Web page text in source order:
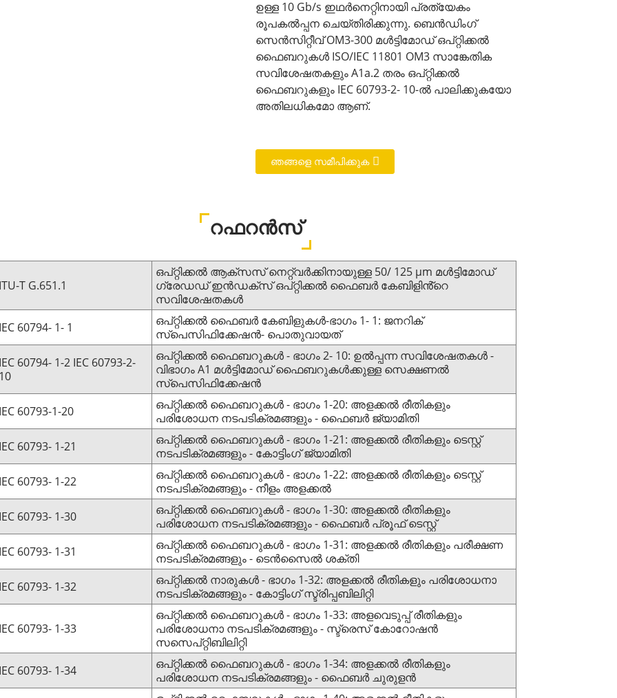
ഉള്ള 10 Gb/s ഇഥർനെറ്റിനായി പ്രത്യേകം
രൂപകൽപ്പന ചെയ്‌തിരിക്കുന്നു. ബെൻഡിംഗ്
സെൻസിറ്റീവ് OM3-300 മൾട്ടിമോഡ് ഒപ്റ്റിക്കൽ
ഫൈബറുകൾ ISO/IEC 11801 OM3 സാങ്കേതിക
സവിശേഷതകളും A1a.2 തരം ഒപ്റ്റിക്കൽ
ഫൈബറുകളും IEC 60793-2- 10-ൽ പാലിക്കുകയോ
അതിലധികമോ ആണ്.
ഞങ്ങളെ സമീപിക്കുക
റഫറൻസ്
T G.651.1
ഒപ്റ്റിക്കൽ ആക്സസ് നെറ്റ്‌വർക്കിനായുള്ള 50/ 125 μm മൾട്ടിമോഡ്
ഗ്രേഡഡ് ഇൻഡക്സ് ഒപ്റ്റിക്കൽ ഫൈബർ കേബിളിൻ്റെ
സവിശേഷതകൾ
60794- 1- 1
ഒപ്റ്റിക്കൽ ഫൈബർ കേബിളുകൾ-ഭാഗം 1- 1: ജനറിക്
സ്പെസിഫിക്കേഷൻ- പൊതുവായത്
60794- 1-2 IEC 60793-2-
ഒപ്റ്റിക്കൽ ഫൈബറുകൾ - ഭാഗം 2- 10: ഉൽപ്പന്ന സവിശേഷതകൾ -
വിഭാഗം A1 മൾട്ടിമോഡ് ഫൈബറുകൾക്കുള്ള സെക്ഷണൽ
സ്പെസിഫിക്കേഷൻ
60793-1-20
ഒപ്റ്റിക്കൽ ഫൈബറുകൾ - ഭാഗം 1-20: അളക്കൽ രീതികളും
പരിശോധന നടപടിക്രമങ്ങളും - ഫൈബർ ജ്യാമിതി
60793- 1-21
ഒപ്റ്റിക്കൽ ഫൈബറുകൾ - ഭാഗം 1-21: അളക്കൽ രീതികളും ടെസ്റ്റ്
നടപടിക്രമങ്ങളും - കോട്ടിംഗ് ജ്യാമിതി
60793- 1-22
ഒപ്റ്റിക്കൽ ഫൈബറുകൾ - ഭാഗം 1-22: അളക്കൽ രീതികളും ടെസ്റ്റ്
നടപടിക്രമങ്ങളും - നീളം അളക്കൽ
60793- 1-30
ഒപ്റ്റിക്കൽ ഫൈബറുകൾ - ഭാഗം 1-30: അളക്കൽ രീതികളും
പരിശോധന നടപടിക്രമങ്ങളും - ഫൈബർ പ്രൂഫ് ടെസ്റ്റ്
60793- 1-31
ഒപ്റ്റിക്കൽ ഫൈബറുകൾ - ഭാഗം 1-31: അളക്കൽ രീതികളും പരീക്ഷണ
നടപടിക്രമങ്ങളും - ടെൻസൈൽ ശക്തി
60793- 1-32
ഒപ്റ്റിക്കൽ നാരുകൾ - ഭാഗം 1-32: അളക്കൽ രീതികളും പരിശോധനാ
നടപടിക്രമങ്ങളും - കോട്ടിംഗ് സ്ട്രിപ്പബിലിറ്റി
60793- 1-33
ഒപ്റ്റിക്കൽ ഫൈബറുകൾ - ഭാഗം 1-33: അളവെടുപ്പ് രീതികളും
പരിശോധനാ നടപടിക്രമങ്ങളും - സ്ട്രെസ് കോറോഷൻ
സസെപ്റ്റിബിലിറ്റി
60793- 1-34
ഒപ്റ്റിക്കൽ ഫൈബറുകൾ - ഭാഗം 1-34: അളക്കൽ രീതികളും
പരിശോധന നടപടിക്രമങ്ങളും - ഫൈബർ ചുരുളൻ